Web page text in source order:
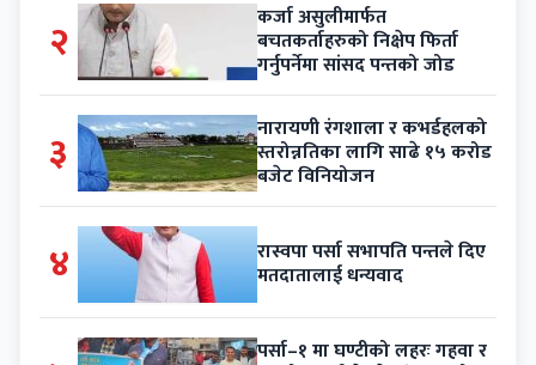
२ कर्जा असुलीमार्फत
बचतकर्ताहरुको निक्षेप फिर्ता
गर्नुपर्नेमा सांसद पन्तको जोड
३ नारायणी रंगशाला र कभर्डहलको
स्तरोन्नतिका लागि साढे १५ करोड
बजेट विनियोजन
४ रास्वपा पर्सा सभापति पन्तले दिए
मतदातालाई धन्यवाद
पर्सा–१ मा घण्टीको लहरः गहवा र